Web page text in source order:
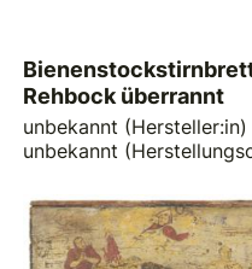
Rehbock überrannt
unbekannt (Hersteller:in)
unbekannt